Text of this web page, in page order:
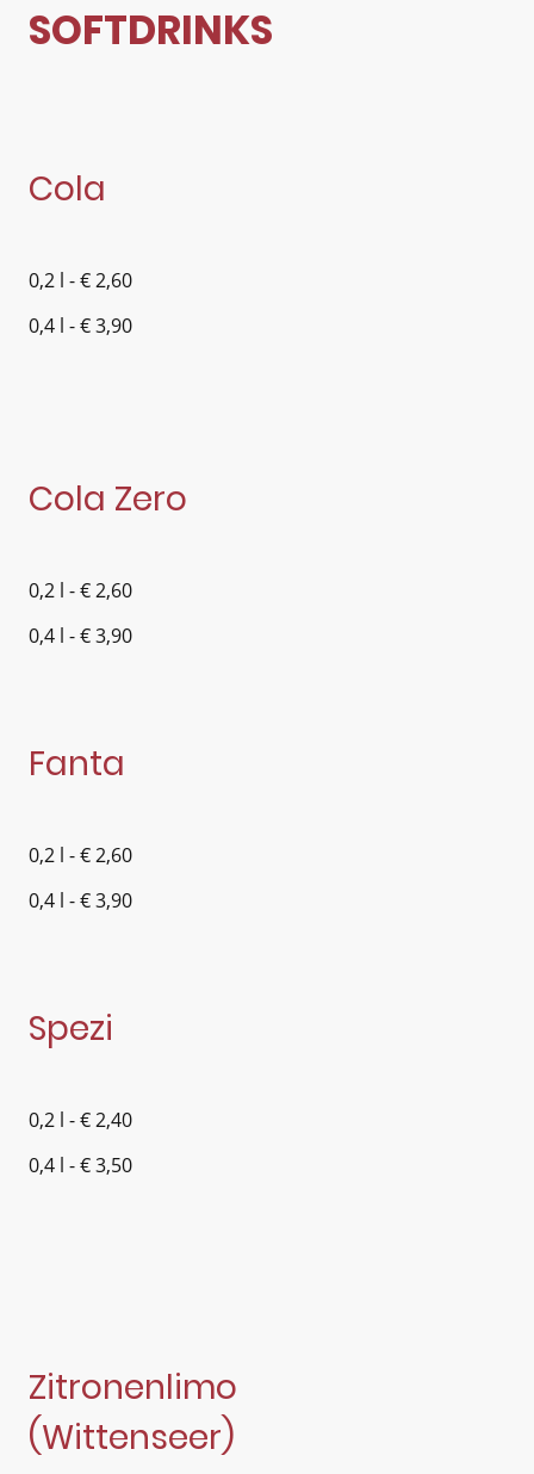
SOFTDRINKS
Cola
0,2 l - € 2,60
0,4 l - € 3,90
Cola Zero
0,2 l - € 2,60
0,4 l - € 3,90
Fanta
0,2 l - € 2,60
0,4 l - € 3,90
Spezi
0,2 l - € 2,40
0,4 l - € 3,50
Zitronenlimo
(Wittenseer)